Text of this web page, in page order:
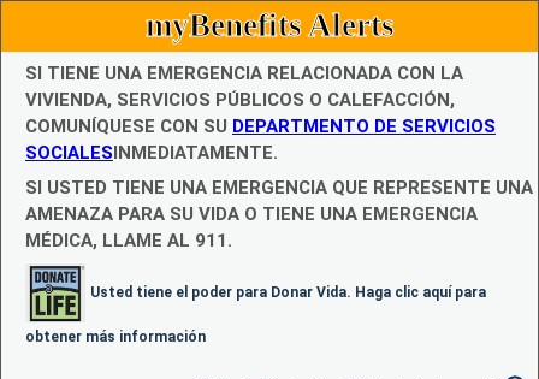
myBenefits Alerts
SI TIENE UNA EMERGENCIA RELACIONADA CON LA
VIVIENDA, SERVICIOS PÚBLICOS O CALEFACCIÓN,
COMUNÍQUESE CON SU DEPARTMENTO DE SERVICIOS
SOCIALESINMEDIATAMENTE.
SI USTED TIENE UNA EMERGENCIA QUE REPRESENTE UNA
AMENAZA PARA SU VIDA O TIENE UNA EMERGENCIA
MÉDICA, LLAME AL 911.
Usted tiene el poder para Donar Vida. Haga clic aquí para
obtener más información